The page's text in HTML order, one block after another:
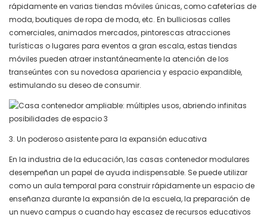
rápidamente en varias tiendas móviles únicas, como cafeterías de
moda, boutiques de ropa de moda, etc. En bulliciosas calles
comerciales, animados mercados, pintorescas atracciones
turísticas o lugares para eventos a gran escala, estas tiendas
móviles pueden atraer instantáneamente la atención de los
transeúntes con su novedosa apariencia y espacio expandible,
estimulando su deseo de consumir.
3. Un poderoso asistente para la expansión educativa
En la industria de la educación, las casas contenedor modulares
desempeñan un papel de ayuda indispensable. Se puede utilizar
como un aula temporal para construir rápidamente un espacio de
enseñanza durante la expansión de la escuela, la preparación de
un nuevo campus o cuando hay escasez de recursos educativos